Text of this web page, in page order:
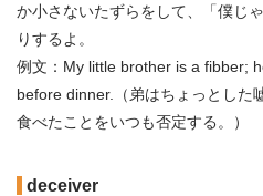
か小さないたずらをして、「僕じ
りするよ。
例文：My little brother is a fibber;
before dinner.（弟はちょっとした
食べたことをいつも否定する。）
deceiver